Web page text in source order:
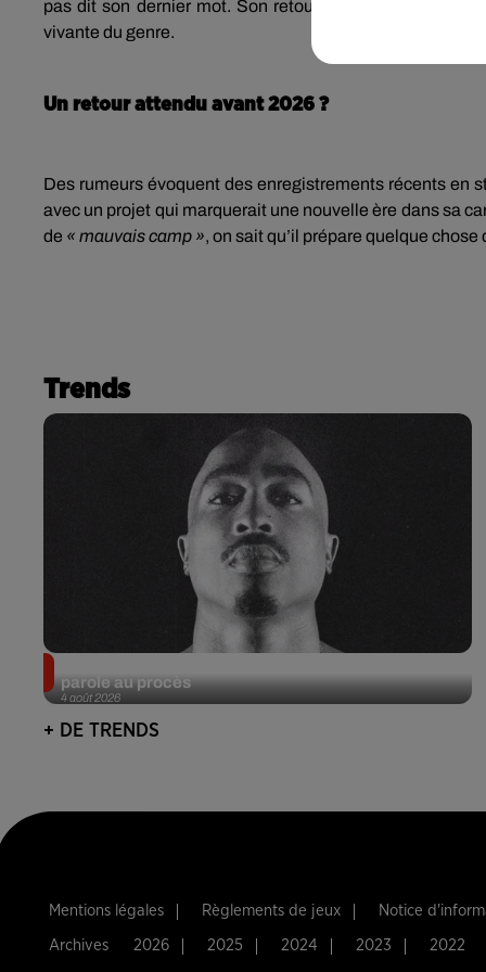
pas dit son dernier mot. Son retour pourrait rebattre
vivante du genre.
Un retour attendu avant 2026 ?
Des rumeurs évoquent desenregistrements récents en
avec un projet qui marquerait une nouvelle ère dans sa
de « mauvais camp », on sait qu’il prépare quelque
Trends
4 août 2026
parole au procès
+ DE TRENDS
Mentions légales Règlements de jeux Notice
Archives 2026 2025 2024 2023 2022